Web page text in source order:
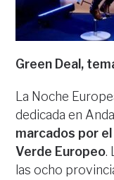
Green Deal,
La Noche
dedicada en
marcados por
Verde Europeo.
las ocho